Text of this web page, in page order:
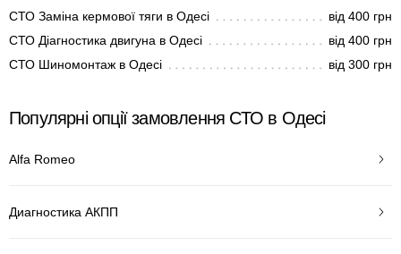
СТО Заміна кермової тяги в Одесі
від 400 грн
СТО Діагностика двигуна в Одесі
від 400 грн
СТО Шиномонтаж в Одесі
від 300 грн
Популярні опції замовлення СТО в Одесі
Alfa Romeo
Диагностика АКПП